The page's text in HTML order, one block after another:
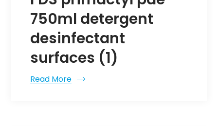
750ml detergent
desinfectant
surfaces (1)
Read More